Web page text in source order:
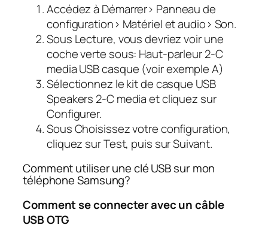
Accédez à Démarrer> Panneau de
configuration> Matériel et audio> Son.
Sous Lecture, vous devriez voir une
coche verte sous: Haut-parleur 2-C
media USB casque (voir exemple A)
Sélectionnez le kit de casque USB
Speakers 2-C media et cliquez sur
Configurer.
Sous Choisissez votre configuration,
cliquez sur Test, puis sur Suivant.
Comment utiliser une clé USB sur mon
téléphone Samsung?
Comment se connecter avec un câble
USB OTG